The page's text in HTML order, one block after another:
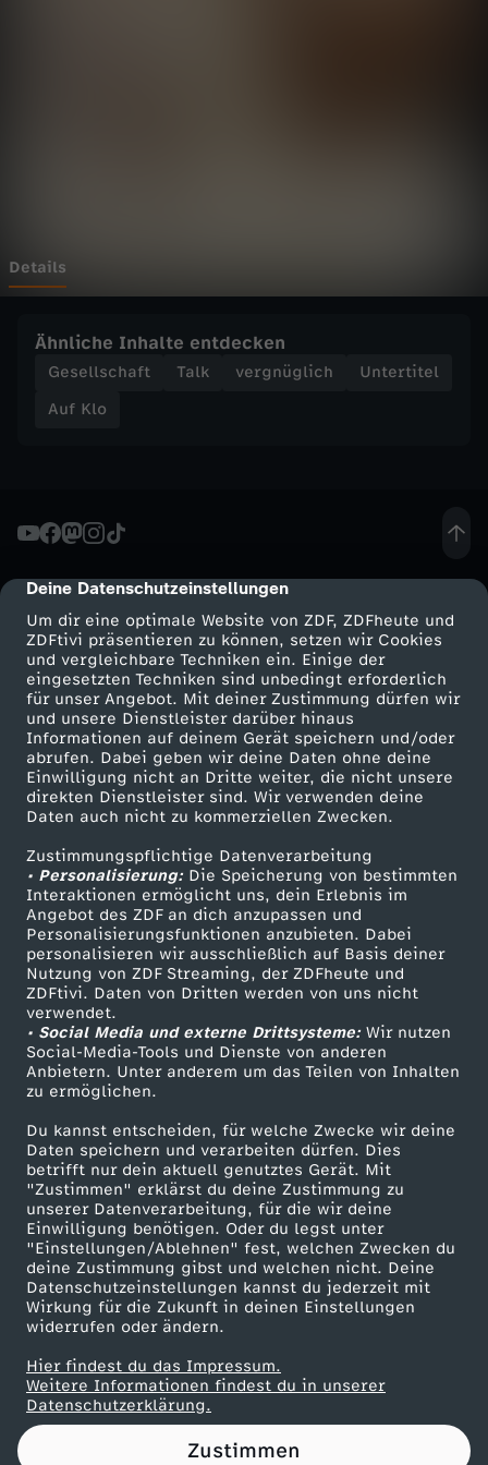
cmp-dialog-description
Deine Datenschutzeinstellungen
Um dir eine optimale Website von ZDF, ZDFheute und
ZDFtivi präsentieren zu können, setzen wir Cookies
und vergleichbare Techniken ein. Einige der
eingesetzten Techniken sind unbedingt erforderlich
für unser Angebot. Mit deiner Zustimmung dürfen wir
und unsere Dienstleister darüber hinaus
Informationen auf deinem Gerät speichern und/oder
abrufen. Dabei geben wir deine Daten ohne deine
Einwilligung nicht an Dritte weiter, die nicht unsere
direkten Dienstleister sind. Wir verwenden deine
Daten auch nicht zu kommerziellen Zwecken.
Zustimmungspflichtige Datenverarbeitung
• Personalisierung:Die Speicherung von bestimmten
Interaktionen ermöglicht uns, dein Erlebnis im
Angebot des ZDF an dich anzupassen und
Personalisierungsfunktionen anzubieten. Dabei
personalisieren wir ausschließlich auf Basis deiner
Nutzung von ZDF Streaming, der ZDFheute und
ZDFtivi. Daten von Dritten werden von uns nicht
verwendet.
• Social Media und externe Drittsysteme:Wir nutzen
Social-Media-Tools und Dienste von anderen
Anbietern. Unter anderem um das Teilen von Inhalten
zu ermöglichen.
Du kannst entscheiden, für welche Zwecke wir deine
Daten speichern und verarbeiten dürfen. Dies
betrifft nur dein aktuell genutztes Gerät. Mit
"Zustimmen" erklärst du deine Zustimmung zu
unserer Datenverarbeitung, für die wir deine
Einwilligung benötigen. Oder du legst unter
"Einstellungen/Ablehnen" fest, welchen Zwecken du
deine Zustimmung gibst und welchen nicht. Deine
Datenschutzeinstellungen kannst du jederzeit mit
Wirkung für die Zukunft in deinen Einstellungen
widerrufen oder ändern.
Hier findest du das Impressum.
Weitere Informationen findest du in unserer
Datenschutzerklärung.
Zustimmen
s
T
h
t
e
r
-
K
e
i
n
e
n
B
o
c
k
m
e
h
Details
Ähnliche Inhalte entdecken
Gesellschaft Talk vergnüglich
Untertitel
Auf Klo
Mehr ZDF
ZDF-Apps
Smart TV
ZDFtext
Livestreams
Sendungen A-Z
TV-Programm
Service
ZDFmitreden
Kontakt zum ZDF
Tickets
Zuschauerservice
Hilfe
ZDF Unternehmen
Karriere
ZDF goes Schule
Werbefernsehen
Mainzelmännchen
Partner